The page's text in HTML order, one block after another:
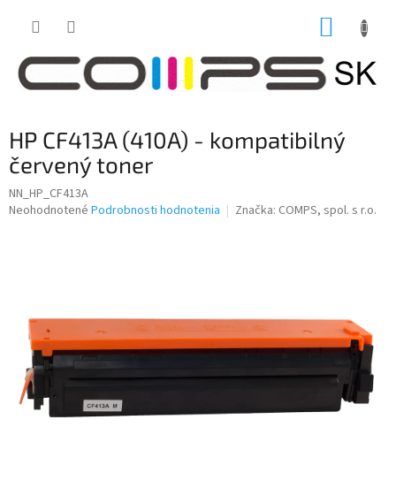
HP CF413A (410A) - kompatibilný
červený toner
NN_HP_CF413A
Priemerné
hviezdičiek.
Neohodnotené Podrobnosti hodnotenia Značka: COMPS, spol. s r.o.